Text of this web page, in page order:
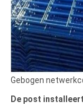
Gebogen
De post